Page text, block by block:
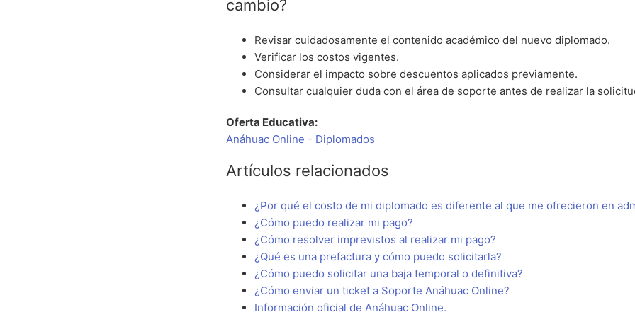
cambio?
Revisar cuidadosamente el contenido académico del nuevo diplomado.
Verificar los costos vigentes.
Considerar el impacto sobre descuentos aplicados previamente.
Consultar cualquier duda con el área de soporte antes de realizar la
Oferta Educativa:
Anáhuac Online - Diplomados
Artículos relacionados
¿Por qué el costo de mi diplomado es diferente al que me ofrecieron en
¿Cómo puedo realizar mi pago?
¿Cómo resolver imprevistos al realizar mi pago?
¿Qué es una prefactura y cómo puedo solicitarla?
¿Cómo puedo solicitar una baja temporal o definitiva?
¿Cómo enviar un ticket a Soporte Anáhuac Online?
Información oficial de Anáhuac Online.